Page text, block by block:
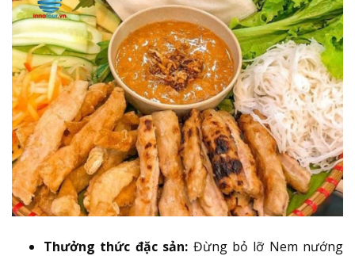
Thưởng thức đặc sản: Đừng bỏ lỡ Nem nướng